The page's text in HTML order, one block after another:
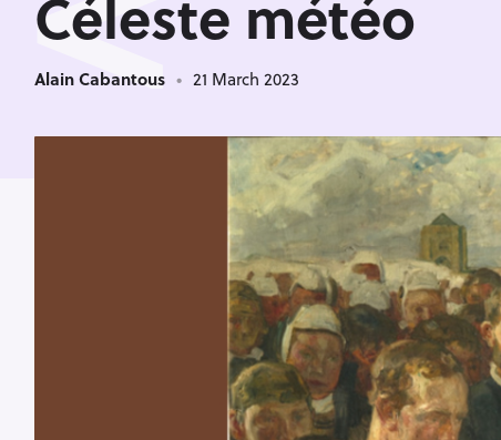
Céleste météo
Alain Cabantous 21 March 2023